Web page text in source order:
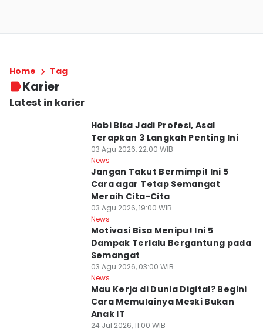
Home Tag
Karier
Latest in karier
Hobi Bisa Jadi Profesi, Asal
Terapkan 3 Langkah Penting Ini
03 Agu 2026, 22:00 WIB
News
Jangan Takut Bermimpi! Ini 5
Cara agar Tetap Semangat
Meraih Cita-Cita
03 Agu 2026, 19:00 WIB
News
Motivasi Bisa Menipu! Ini 5
Dampak Terlalu Bergantung pada
Semangat
03 Agu 2026, 03:00 WIB
News
Mau Kerja di Dunia Digital? Begini
Cara Memulainya Meski Bukan
Anak IT
24 Jul 2026, 11:00 WIB